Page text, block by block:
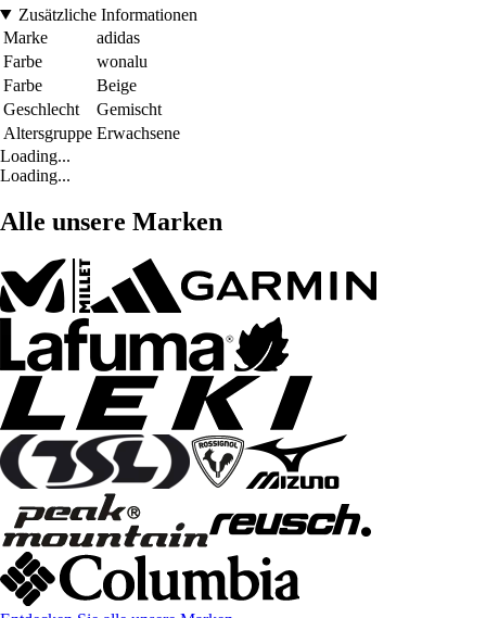
Zusätzliche Informationen
Marke
adidas
Farbe
wonalu
Farbe
Beige
Geschlecht
Gemischt
Altersgruppe Erwachsene
Loading...
Loading...
Alle unsere Marken